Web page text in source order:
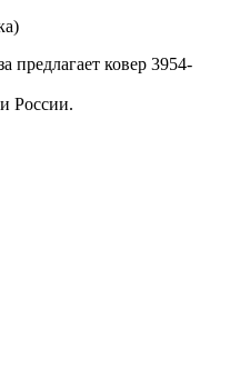
предлагает ковер 3954-
России.